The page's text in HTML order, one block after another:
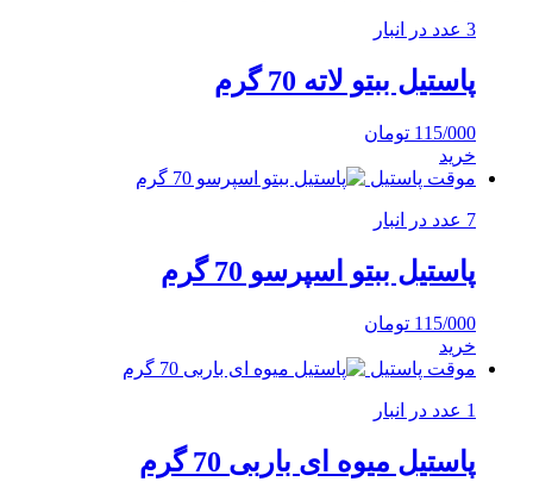
3 عدد در انبار
پاستیل ببتو لاته 70 گرم
115/000 تومان
خرید
موقت پاستیل
7 عدد در انبار
پاستیل ببتو اسپرسو 70 گرم
115/000 تومان
خرید
موقت پاستیل
1 عدد در انبار
پاستیل میوه ای باربی 70 گرم